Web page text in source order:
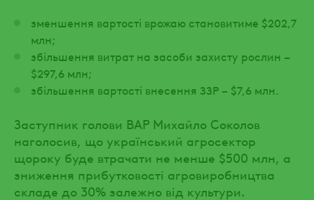
зменшення вартості врожаю становитиме $202,7
млн;
збільшення витрат на засоби захисту рослин –
$297,6 млн;
збільшення вартості внесення ЗЗР – $7,6 млн.
Заступник голови ВАР Михайло Соколов
наголосив, що український агросектор
щороку буде втрачати не менше $500 млн, а
зниження прибутковості агровиробництва
складе до 30% залежно від культури.